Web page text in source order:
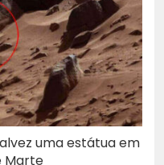
uma estátua em
Marte